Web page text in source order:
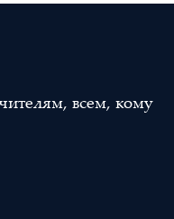
всем, кому